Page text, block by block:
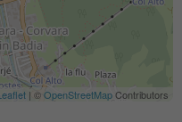
| ©OpenStreetMapContributors